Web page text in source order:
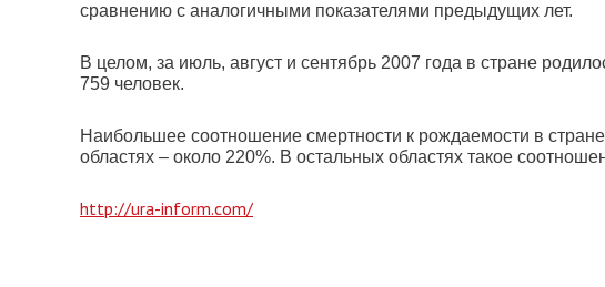
сравнению с аналогичными показателями предыдущих лет.
В целом, за июль, август и сентябрь 2007 года в стране
759 человек.
Наибольшее соотношение смертности к рождаемости в
областях – около 220%. В остальных областях такое
http://ura-inform.com/